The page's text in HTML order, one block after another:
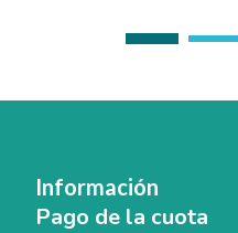
Información
Pago de la cuota